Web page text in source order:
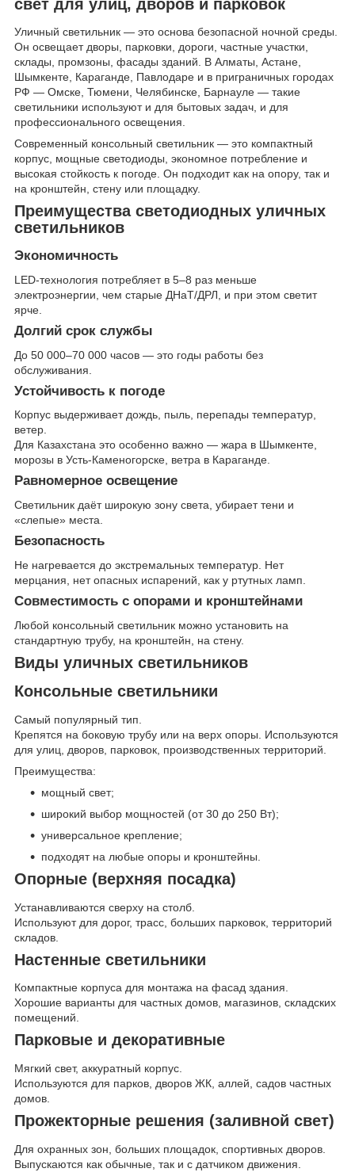
свет для улиц, дворов и парковок
Уличный светильник — это основа безопасной ночной среды.
Он освещает дворы, парковки, дороги, частные участки,
склады, промзоны, фасады зданий. В Алматы, Астане,
Шымкенте, Караганде, Павлодаре и в приграничных городах
РФ — Омске, Тюмени, Челябинске, Барнауле — такие
светильники используют и для бытовых задач, и для
профессионального освещения.
Современный консольный светильник — это компактный
корпус, мощные светодиоды, экономное потребление и
высокая стойкость к погоде. Он подходит как на опору, так и
на кронштейн, стену или площадку.
Преимущества светодиодных уличных
светильников
Экономичность
LED-технология потребляет в 5–8 раз меньше
электроэнергии, чем старые ДНаТ/ДРЛ, и при этом светит
ярче.
Долгий срок службы
До 50 000–70 000 часов — это годы работы без
обслуживания.
Устойчивость к погоде
Корпус выдерживает дождь, пыль, перепады температур,
ветер.
Для Казахстана это особенно важно — жара в Шымкенте,
морозы в Усть-Каменогорске, ветра в Караганде.
Равномерное освещение
Светильник даёт широкую зону света, убирает тени и
«слепые» места.
Безопасность
Не нагревается до экстремальных температур. Нет
мерцания, нет опасных испарений, как у ртутных ламп.
Совместимость с опорами и кронштейнами
Любой консольный светильник можно установить на
стандартную трубу, на кронштейн, на стену.
Виды уличных светильников
Консольные светильники
Самый популярный тип.
Крепятся на боковую трубу или на верх опоры. Используются
для улиц, дворов, парковок, производственных территорий.
Преимущества:
мощный свет;
широкий выбор мощностей (от 30 до 250 Вт);
универсальное крепление;
подходят на любые опоры и кронштейны.
Опорные (верхняя посадка)
Устанавливаются сверху на столб.
Используют для дорог, трасс, больших парковок, территорий
складов.
Настенные светильники
Компактные корпуса для монтажа на фасад здания.
Хорошие варианты для частных домов, магазинов, складских
помещений.
Парковые и декоративные
Мягкий свет, аккуратный корпус.
Используются для парков, дворов ЖК, аллей, садов частных
домов.
Прожекторные решения (заливной свет)
Для охранных зон, больших площадок, спортивных дворов.
Выпускаются как обычные, так и с датчиком движения.